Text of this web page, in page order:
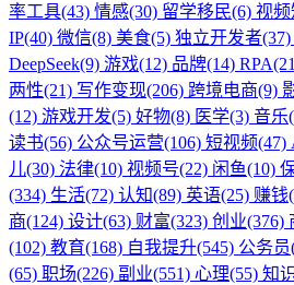
率工具(43) 情感(30) 留学移民(6) 视频
IP(40) 微信(8) 美食(5) 独立开发者(37)
DeepSeek(9) 游戏(12) 品牌(14)
两性(21) 写作变现(206) 跨境电商(9)
(12) 游戏开发(5) 好物(8) 医学(3) 音乐
读书(56) 公众号运营(106) 短视频(47)
儿(30) 法律(10) 视频号(22) 闲鱼(10)
(334) 生活(72) 认知(89) 英语(25) 赚钱
商(124) 设计(63) 财富(323) 创业(376)
(102) 教育(168) 自我提升(545) 公务员
(65) 职场(226) 副业(551) 心理(55) 知